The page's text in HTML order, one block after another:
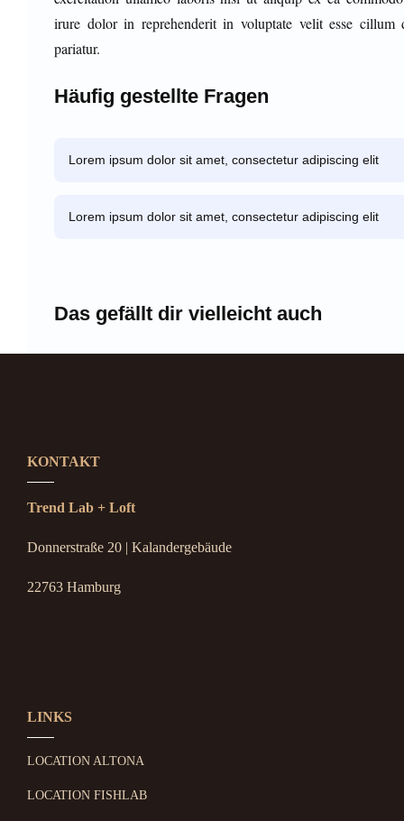
irure dolor in reprehenderit in voluptate velit esse cillum
pariatur.
Häufig gestellte Fragen
Lorem ipsum dolor sit amet, consectetur adipiscing elit
Lorem ipsum dolor sit amet, consectetur adipiscing elit
Das gefällt dir vielleicht auch
KONTAKT
Trend Lab + Loft
Donnerstraße 20 | Kalandergebäude
22763 Hamburg
LINKS
LOCATION ALTONA
LOCATION FISHLAB